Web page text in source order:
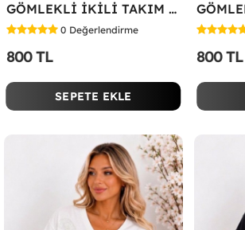
GÖMLEKLİ İKİLİ TAKIM Beyaz
0 Değerlendirme
800 TL
SEPETE EKLE
800 TL